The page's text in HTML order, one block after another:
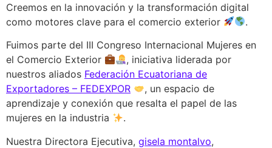
Creemos en la innovación y la transformación digital
como motores clave para el comercio exterior
.
Fuimos parte del III Congreso Internacional Mujeres en
el Comercio Exterior
, iniciativa liderada por
nuestros aliados Federación Ecuatoriana de
Exportadores – FEDEXPOR
, un espacio de
aprendizaje y conexión que resalta el papel de las
mujeres en la industria
.
Nuestra Directora Ejecutiva, gisela montalvo,